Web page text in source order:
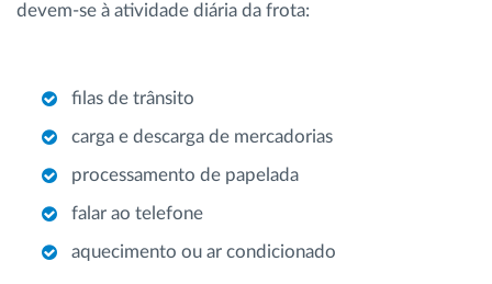
devem-se à atividade diária da frota:
filas de trânsito
carga e descarga de mercadorias
processamento de papelada
falar ao telefone
aquecimento ou ar condicionado